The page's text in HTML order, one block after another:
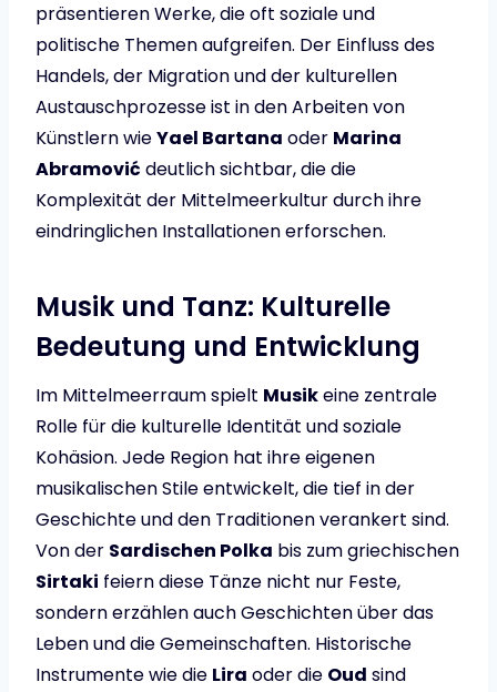
präsentieren Werke, die oft soziale und
politische Themen aufgreifen. Der Einfluss des
Handels, der Migration und der kulturellen
Austauschprozesse ist in den Arbeiten von
Künstlern wieYael Bartana oder Marina
Abramović deutlich sichtbar, die die
Komplexität der Mittelmeerkultur durch ihre
eindringlichen Installationen erforschen.
Musik und Tanz: Kulturelle
Bedeutung und Entwicklung
Im Mittelmeerraum spielt Musikeine zentrale
Rolle für die kulturelle Identität und soziale
Kohäsion. Jede Region hat ihre eigenen
musikalischen Stile entwickelt, die tief in der
Geschichte und den Traditionen verankert sind.
Von der Sardischen Polka bis zum griechischen
Sirtaki feiern diese Tänze nicht nur Feste,
sondern erzählen auch Geschichten über das
Leben und die Gemeinschaften. Historische
Instrumente wie die Lira oder die Oud sind